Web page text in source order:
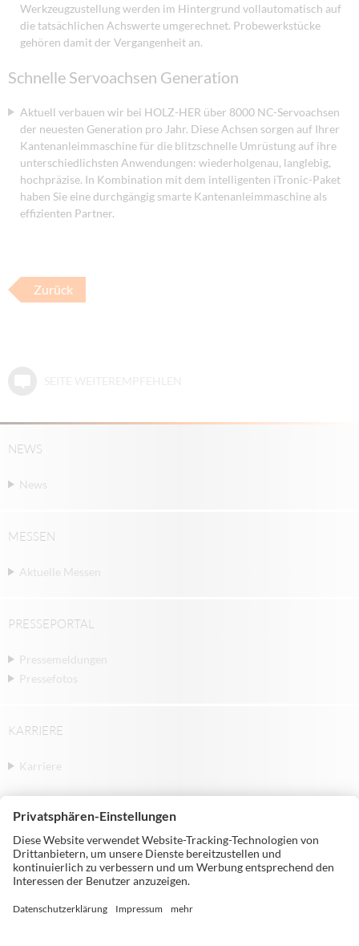
Werkzeugzustellung werden im Hintergrund vollautomatisch auf
die tatsächlichen Achswerte umgerechnet. Probewerkstücke
gehören damit der Vergangenheit an.
Schnelle Servoachsen Generation
Aktuell verbauen wir bei HOLZ-HER über 8000 NC-Servoachsen
der neuesten Generation pro Jahr. Diese Achsen sorgen auf Ihrer
Kantenanleimmaschine für die blitzschnelle Umrüstung auf ihre
unterschiedlichsten Anwendungen: wiederholgenau, langlebig,
hochpräzise. In Kombination mit dem intelligenten iTronic-Paket
haben Sie eine durchgängig smarte Kantenanleimmaschine als
effizienten Partner.
Zurück
NEWS
News
MESSEN
Aktuelle Messen
PRESSEPORTAL
Pressemeldungen
Pressefotos
KARRIERE
Karriere